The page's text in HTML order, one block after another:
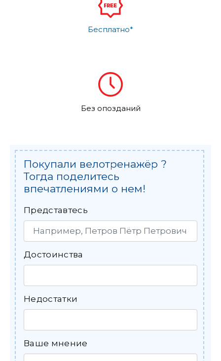
Бесплатно*
Без опозданий
Покупали велотренажёр ?
Тогда поделитесь
впечатлениями о нем!
Представтесь
Достоинства
Недостатки
Ваше мнение